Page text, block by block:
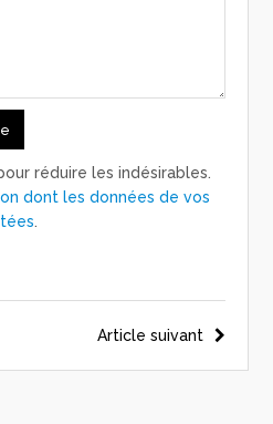
réduire les indésirables.
dont les données de vos
.
Article suivant